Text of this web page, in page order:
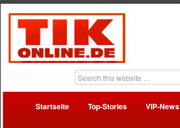
Startseite Top-Stories VIP-News